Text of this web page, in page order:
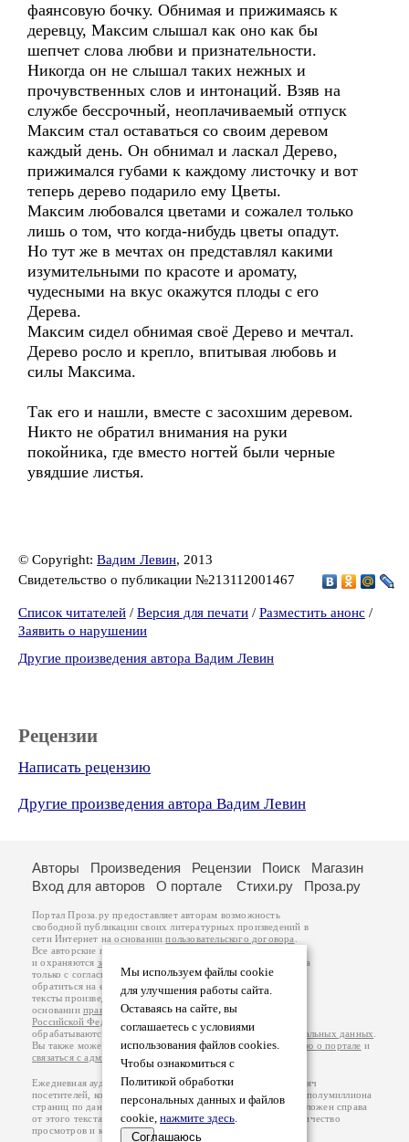
фаянсовую бочку. Обнимая и прижимаясь к
деревцу, Максим слышал как оно как бы
шепчет слова любви и признательности.
Никогда он не слышал таких нежных и
прочувственных слов и интонаций. Взяв на
службе бессрочный, неоплачиваемый отпуск
Максим стал оставаться со своим деревом
каждый день. Он обнимал и ласкал Дерево,
прижимался губами к каждому листочку и вот
теперь дерево подарило ему Цветы.
Максим любовался цветами и сожалел только
лишь о том, что когда-нибудь цветы опадут.
Но тут же в мечтах он представлял какими
изумительными по красоте и аромату,
чудесными на вкус окажутся плоды с его
Дерева.
Максим сидел обнимая своё Дерево и мечтал.
Дерево росло и крепло, впитывая любовь и
силы Максима.
Так его и нашли, вместе с засохшим деревом.
Никто не обратил внимания на руки
покойника, где вместо ногтей были черные
увядшие листья.
© Copyright: Вадим Левин, 2013
Свидетельство о публикации №213112001467
Список читателей / Версия для печати / Разместить анонс /
Заявить о нарушении
Другие произведения автора Вадим Левин
Рецензии
Написать рецензию
Другие произведения автора Вадим Левин
Мы используем файлы cookie
для улучшения работы сайта.
Оставаясь на сайте, вы
соглашаетесь с условиями
использования файлов cookies.
Чтобы ознакомиться с
Политикой обработки
персональных данных и файлов
cookie, нажмите здесь.
Соглашаюсь
Авторы Произведения Рецензии Поиск
Магазин
Вход для авторов
О портале Стихи.ру Проза.ру
Портал Проза.ру предоставляет авторам возможность
свободной публикации своих литературных произведений в
сети Интернет на основаниипользовательского договора
Все авторские права на произведения принадлежат авторам
и охраняются законом
. Перепечатка произведений возможна
только с согласия его автора, к которому вы можете
обратиться на его авторской странице. Ответственность за
тексты произведений авторы несут самостоятельно на
основанииправил публикацииизаконодательства
Российской Федерации
обрабатываются на основанииПолитики обработки персональных данных
Вы также можете посмотреть более подробнуюинформацию о портале и
связаться с администрацией
Ежедневная аудитория портала Проза.ру – порядка 100 тысяч
посетителей, которые в общей сумме просматривают более полумиллиона
страниц по данным счетчика посещаемости, который расположен справа
от этого текста. В каждой графе указано по две цифры: количество
просмотров и количество посетителей.